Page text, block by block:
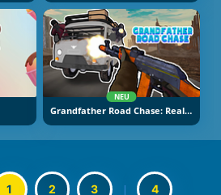
NEU
Grandfather Road Chase: Realistic Shooter
1 2 3 | 4